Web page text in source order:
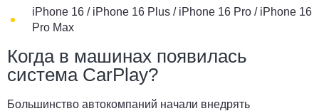
iPhone 16 / iPhone 16 Plus / iPhone 16 Pro / iPhone 16
Pro Max
Когда в машинах появилась
система CarPlay?
Большинство автокомпаний начали внедрять